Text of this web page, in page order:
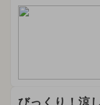
びっくり！涼